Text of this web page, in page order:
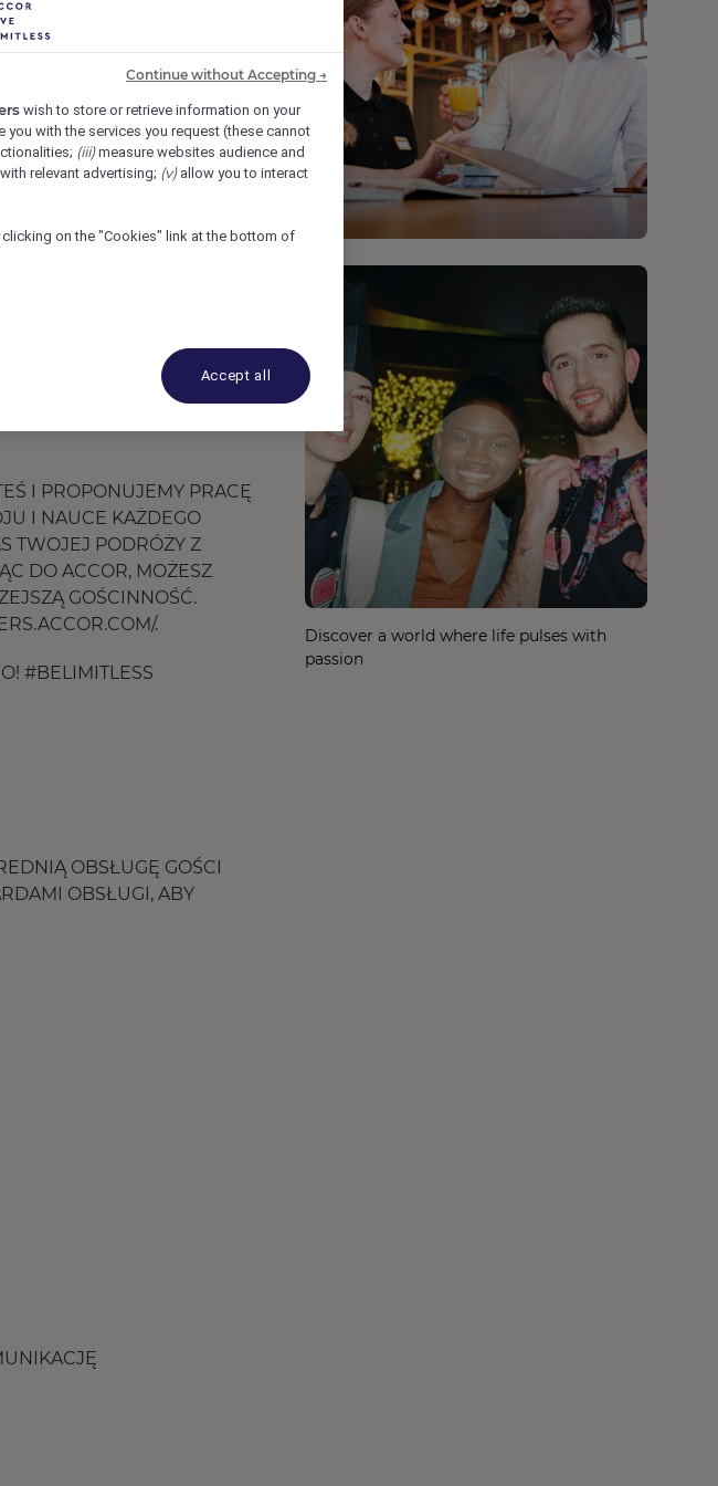
I PROPONUJEMY PRACĘ
I NAUCE KAŻDEGO
TWOJEJ PODRÓŻY Z
DO ACCOR, MOŻESZ
GOŚCINNOŚĆ.
.
#BELIMITLESS
OBSŁUGĘ GOŚCI
OBSŁUGI, ABY
Discover a world where life pulses with
passion
wish to store or retrieve information on your
with the services you request (these cannot
(iii)measure websites audience and
relevant advertising; (v)allow you to interact
on the "Cookies" link at the bottom of
Accept all
Continue without Accepting →